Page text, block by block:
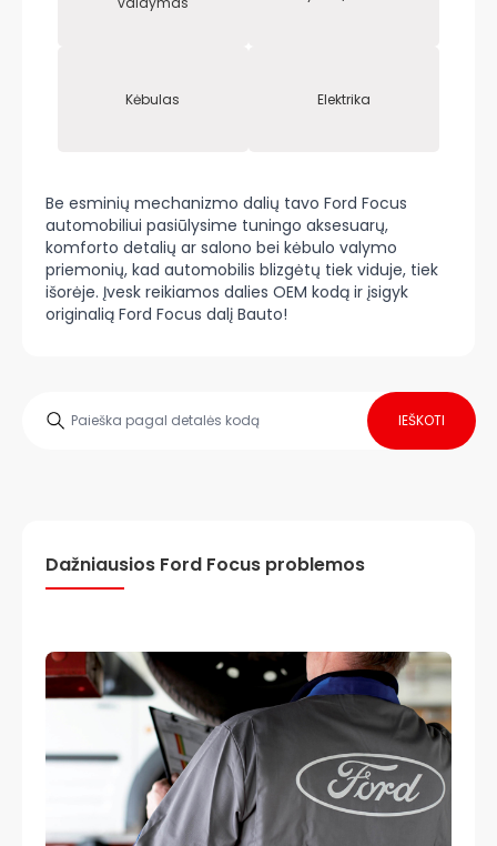
Kėbulas Elektrika
Be esminių mechanizmo dalių tavo Ford Focus
automobiliui pasiūlysime tuningo aksesuarų,
komforto detalių ar salono bei kėbulo valymo
priemonių, kad automobilis blizgėtų tiek viduje, tiek
išorėje. Įvesk reikiamos dalies OEM kodą ir įsigyk
originalią Ford Focus dalį Bauto!
IEŠKOTI
Dažniausios Ford Focus problemos